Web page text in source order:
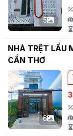
5
NHÀ TRỆT LẦU
CẦN THƠ
6